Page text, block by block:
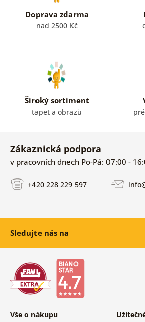
Doprava zdarma
nad 2500 Kč
Široký sortiment
tapet a obrazů
Zákaznická podpora
v pracovních dnech Po-Pá: 07:00 -
+420 228 229 597
Sledujte nás na
Vše o nákupu